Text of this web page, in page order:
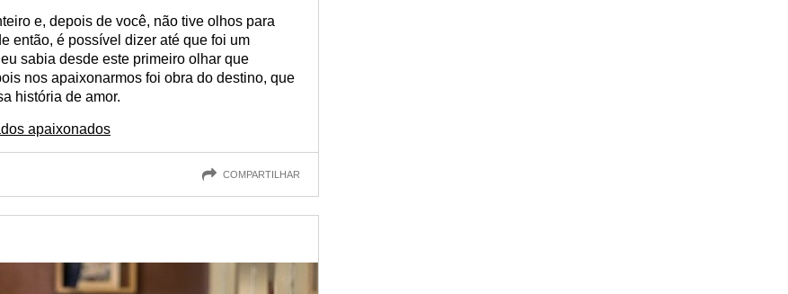
e, depois de você, não tive olhos para
então, é possível dizer até que foi um
sabia desde este primeiro olhar que
nos apaixonarmos foi obra do destino, que
história de amor.
apaixonados
COMPARTILHAR